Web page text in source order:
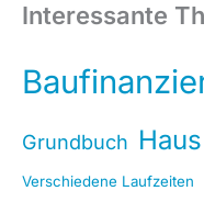
Interessante
Grundbuch
Verschiedene Laufzeiten